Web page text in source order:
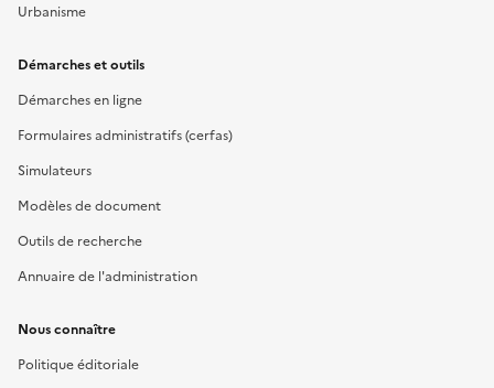
Urbanisme
Démarches et outils
Démarches en ligne
Formulaires administratifs (cerfas)
Simulateurs
Modèles de document
Outils de recherche
Annuaire de l'administration
Nous connaître
Politique éditoriale